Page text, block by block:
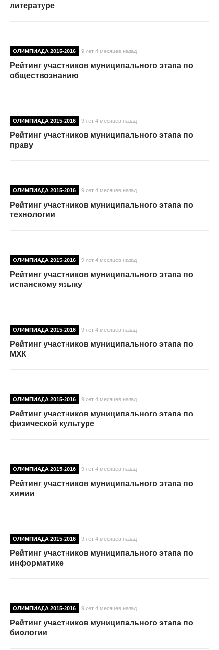
литературе
ОЛИМПИАДА 2015-2016 9 лет 4 месяцев назад
Рейтинг участников муниципального этапа по
обществознанию
ОЛИМПИАДА 2015-2016 9 лет 4 месяцев назад
Рейтинг участников муниципального этапа по
праву
ОЛИМПИАДА 2015-2016 9 лет 4 месяцев назад
Рейтинг участников муниципального этапа по
технологии
ОЛИМПИАДА 2015-2016 9 лет 4 месяцев назад
Рейтинг участников муниципального этапа по
испанскому языку
ОЛИМПИАДА 2015-2016 9 лет 4 месяцев назад
Рейтинг участников муниципального этапа по
МХК
ОЛИМПИАДА 2015-2016 9 лет 4 месяцев назад
Рейтинг участников муниципального этапа по
физической культуре
ОЛИМПИАДА 2015-2016 9 лет 4 месяцев назад
Рейтинг участников муниципального этапа по
химии
ОЛИМПИАДА 2015-2016 9 лет 4 месяцев назад
Рейтинг участников муниципального этапа по
информатике
ОЛИМПИАДА 2015-2016 9 лет 4 месяцев назад
Рейтинг участников муниципального этапа по
биологии